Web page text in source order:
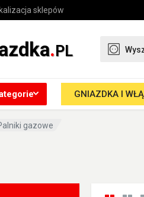
sklepów
GNIAZDKA I
.PL
gazowe